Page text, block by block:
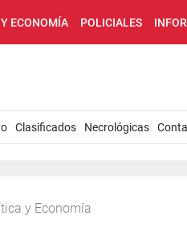
ECONOMÍA POLICIALES
Clasificados Necrológicas
y Economía